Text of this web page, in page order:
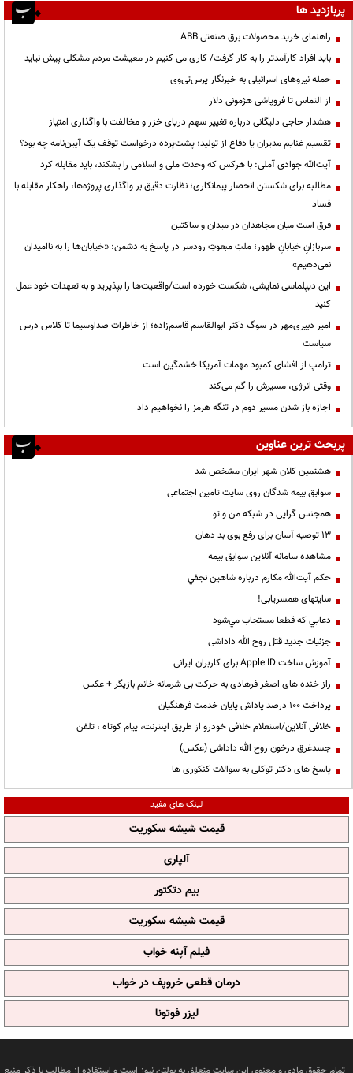
پربازدید ها
راهنمای خرید محصولات برق صنعتی ABB
باید افراد کارآمدتر را به کار گرفت/ کاری می کنیم در معیشت مردم مشکلی پیش نیاید
حمله نیروهای اسرائیلی به خبرنگار پرس‌تی‌وی
از التماس تا فروپاشی هژمونی دلار
هشدار حاجی دلیگانی درباره تغییر سهم دریای خزر و مخالفت با واگذاری امتیاز
تقسیم غنایم مدیران یا دفاع از تولید؛ پشت‌پرده درخواست توقف یک آیین‌نامه چه بود؟
آیت‌الله جوادی آملی: با هرکس که وحدت ملی و اسلامی را بشکند، باید مقابله کرد
مطالبه برای شکستن انحصار پیمانکاری؛ نظارت دقیق بر واگذاری پروژه‌ها، راهکار مقابله با
فساد
فرق است میان مجاهدان در میدان و ساکتین
سربازانِ خیابانِ ظهور؛ ملتِ مبعوثِ رودسر در پاسخ به دشمن: «خیابان‌ها را به ناامیدان
نمی‌دهیم»
این دیپلماسی نمایشی، شکست خورده است/واقعیت‌ها را بپذیرید و به تعهدات خود عمل
کنید
امیر دبیری‌مهر در سوگ دکتر ابوالقاسم قاسم‌زاده؛ از خاطرات صداوسیما تا کلاس درس
سیاست
ترامپ از افشای کمبود مهمات آمریکا خشمگین است
وقتی انرژی، مسیرش را گم می‌کند
اجازه باز شدن مسیر دوم در تنگه هرمز را نخواهیم داد
پربحث ترین عناوین
هشتمین کلان شهر ایران مشخص شد
سوابق بیمه شدگان روی سایت تامین اجتماعی
همجنس گرایی در شبکه من و تو
13 توصیه آسان برای رفع بوی بد دهان
مشاهده سامانه آنلاين سوابق بیمه
حكم آيت‌الله مكارم درباره شاهين نجفي
سایتهای همسریابی!
دعايي كه قطعا مستجاب مي‌شود
جزئیات جدید قتل روح الله داداشی
آموزش ساخت Apple ID برای کاربران ایرانی
راز خنده های اصغر فرهادی به حرکت بی شرمانه خانم بازیگر + عکس
پرداخت ۱۰۰ درصد پاداش پایان خدمت فرهنگیان
خلافی آنلاین/استعلام خلافی خودرو از طریق اینترنت، پیام کوتاه ، تلفن
جسدغرق درخون روح الله داداشی (عکس)
پاسخ های دکتر توکلی به سوالات کنکوری ها
لینک های مفید
قیمت شیشه سکوریت
آلپاری
بیم دتکتور
قیمت شیشه سکوریت
فیلم آپنه خواب
درمان قطعی خروپف در خواب
لیزر فوتونا